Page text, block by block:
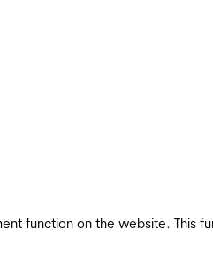
function on the website. This